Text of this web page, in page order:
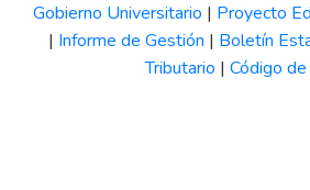
Gobierno Universitario | Proyecto
| Informe de Gestión | Boletín
Tributario | Código